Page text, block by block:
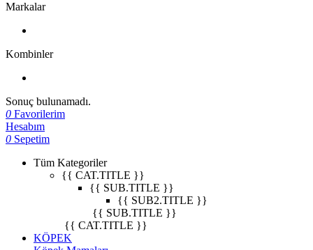
Markalar
Kombinler
Sonuç bulunamadı.
0 Favorilerim
Hesabım
0 Sepetim
Tüm Kategoriler
{{ CAT.TITLE }}
{{ SUB.TITLE }}
{{ SUB2.TITLE }}
{{ SUB.TITLE }}
{{ CAT.TITLE }}
KÖPEK